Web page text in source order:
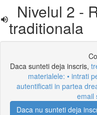
Nivelul 2 -
traditionala
Daca sunteti deja inscris,
materialele: • intrati
autentificati in partea
email
Daca nu sunteti deja